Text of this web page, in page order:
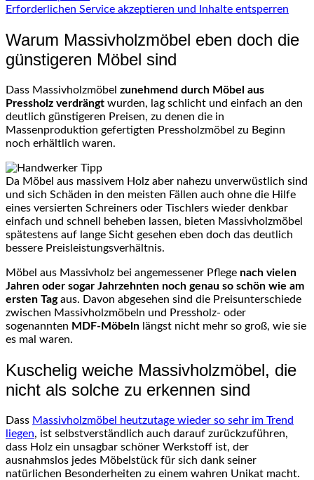
Erforderlichen Service akzeptieren und Inhalte entsperren
Warum Massivholzmöbel eben doch die
günstigeren Möbel sind
Dass Massivholzmöbel zunehmend durch Möbel aus
Pressholz verdrängt wurden, lag schlicht und einfach an den
deutlich günstigeren Preisen, zu denen die in
Massenproduktion gefertigten Pressholzmöbel zu Beginn
noch erhältlich waren.
Da Möbel aus massivem Holz aber nahezu unverwüstlich sind
und sich Schäden in den meisten Fällen auch ohne die Hilfe
eines versierten Schreiners oder Tischlers wieder denkbar
einfach und schnell beheben lassen, bieten Massivholzmöbel
spätestens auf lange Sicht gesehen eben doch das deutlich
bessere Preisleistungsverhältnis.
Möbel aus Massivholz bei angemessener Pflege nach vielen
Jahren oder sogar Jahrzehnten noch genau so schön wie am
ersten Tagaus. Davon abgesehen sind die Preisunterschiede
zwischen Massivholzmöbeln und Pressholz- oder
sogenannten MDF-Möbeln längst nicht mehr so groß, wie sie
es mal waren.
Kuschelig weiche Massivholzmöbel, die
nicht als solche zu erkennen sind
Dass Massivholzmöbel heutzutage wieder so sehr im Trend
liegen, ist selbstverständlich auch darauf zurückzuführen,
dass Holz ein unsagbar schöner Werkstoff ist, der
ausnahmslos jedes Möbelstück für sich dank seiner
natürlichen Besonderheiten zu einem wahren Unikat macht.